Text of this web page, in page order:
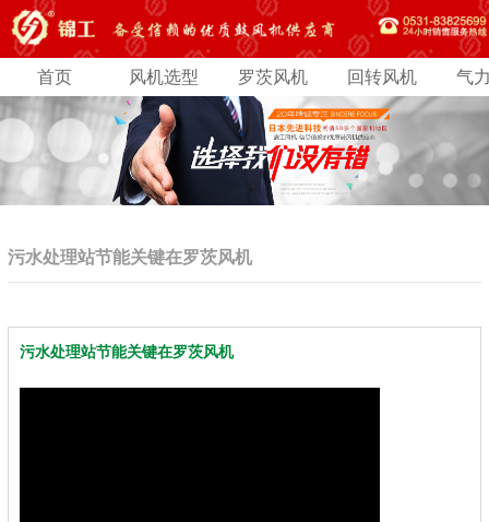
首页 风机选型 罗茨风机 回转风机 气
污水处理站节能关键在罗茨风机
污水处理站节能关键在罗茨风机